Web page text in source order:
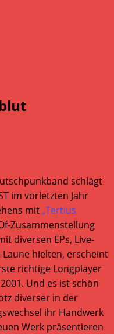
schlägt
im vorletzten Jahr
mit„Tertius
Zusammenstellung
diversen EPs, Live-
hielten, erscheint
richtige Longplayer
Und es ist schön
diverser in der
ihr Handwerk
Werk präsentieren